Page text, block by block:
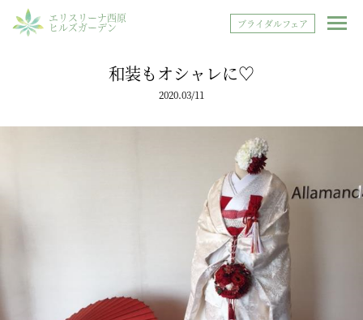
エリスリーナ西原
ヒルズガーデン ブライダルフェア
和装もオシャレに♡
2020.03/11